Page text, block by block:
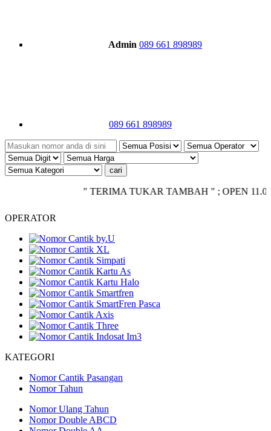
Admin 089 661 898989
089 661 898989
" TERIMA TUKAR TAMBAH " ; OPEN 11.00 -
OPERATOR
KATEGORI
Nomor Cantik Pasangan
Nomor Tahun
Nomor Ulang Tahun
Nomor Double ABCD